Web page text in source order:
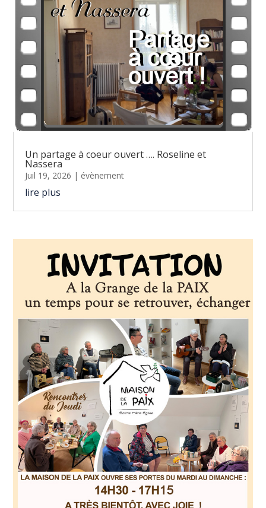
Un partage à coeur ouvert …. Roseline et
Nassera
Juil 19, 2026 | évènement
lire plus